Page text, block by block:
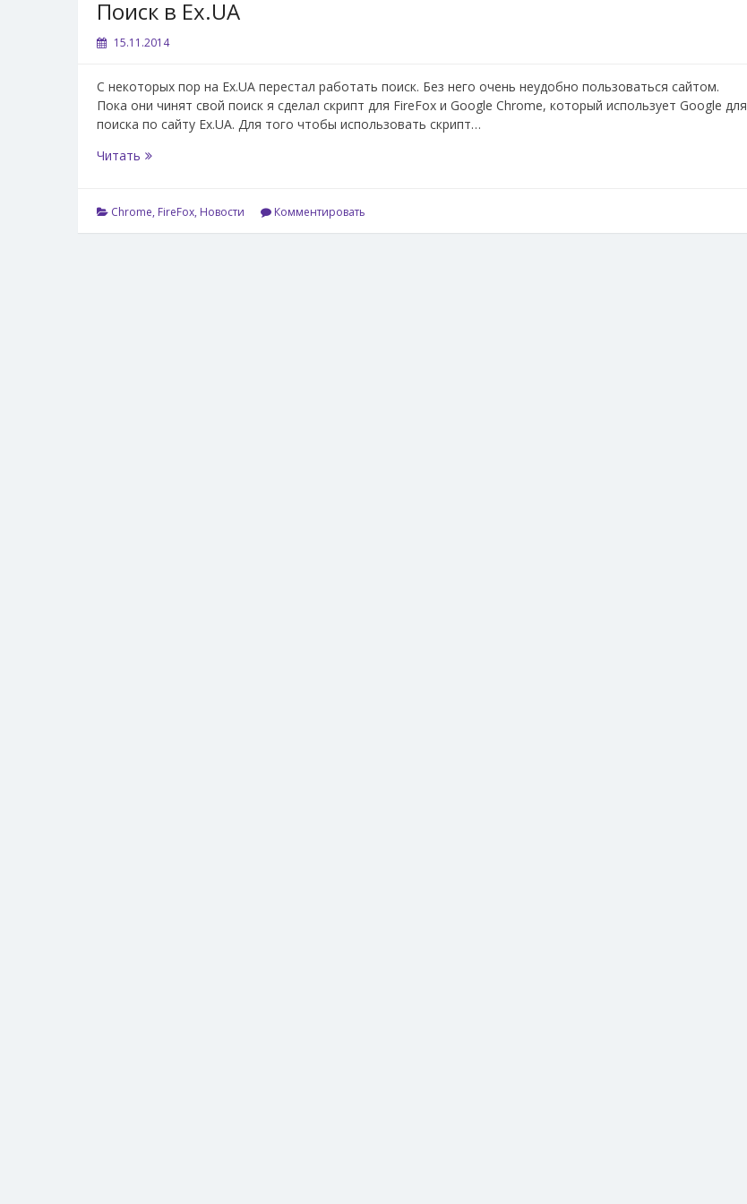
Поиск в Ex.UA
15.11.2014
С некоторых пор на Ex.UA перестал работать поиск. Без него очень неудобно пользоваться сайтом.
Пока они чинят свой поиск я сделал скрипт для FireFox и Google Chrome, который использует Google для
поиска по сайту Ex.UA. Для того чтобы использовать скрипт…
Читать Поиск
Chrome, FireFox, Новости Комментировать